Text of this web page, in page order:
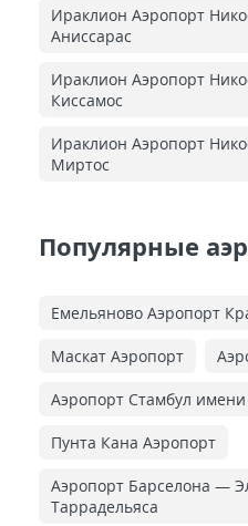
Ираклион Аэропорт
Аниссарас
Ираклион Аэропорт
Киссамос
Ираклион Аэропорт
Миртос
Популярные
Емельяново Аэропорт
Маскат Аэропорт
Аэропорт Стамбул
Пунта Кана Аэропорт
Аэропорт Барселона —
Таррадельяса